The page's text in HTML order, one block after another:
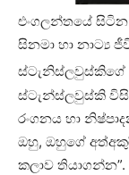
එංගලන්තයේ සිටින
සිනමා හා නාට්‍ය
ස්ටැනිස්ලවුස්කිගේ
ස්ටැන්ස්ලවුස්කි
රංගනය හා
ඔහු, ඔහුගේ
කලාව